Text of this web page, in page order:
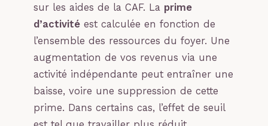
sur les aides de la CAF. La prime
d’activité est calculée en fonction de
l’ensemble des ressources du foyer. Une
augmentation de vos revenus via une
activité indépendante peut entraîner une
baisse, voire une suppression de cette
prime. Dans certains cas, l’effet de seuil